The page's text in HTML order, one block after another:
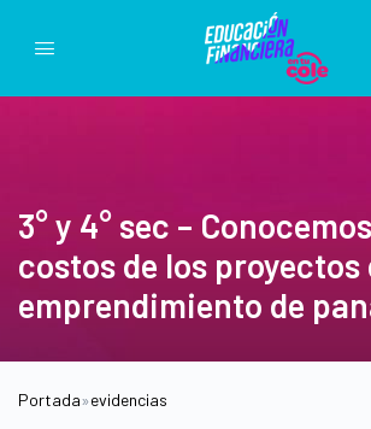
3° y 4° sec –
costos de los proyectos
emprendimiento de
Portada»evidencias